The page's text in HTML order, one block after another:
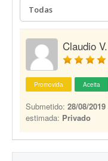
Claudio V.
Promovida Aceita
Submetido: 28/08/
estimada: Privado